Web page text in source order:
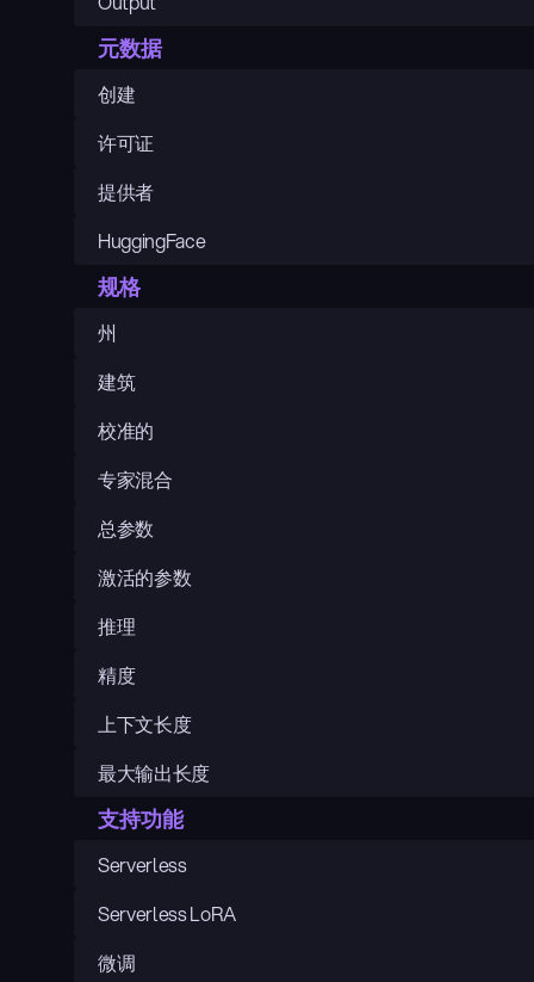
元数据
创建
许可证
提供者
HuggingFace
规格
州
建筑
校准的
专家混合
总参数
激活的参数
推理
精度
上下文长度
最大输出长度
支持功能
Serverless
Serverless LoRA
微调